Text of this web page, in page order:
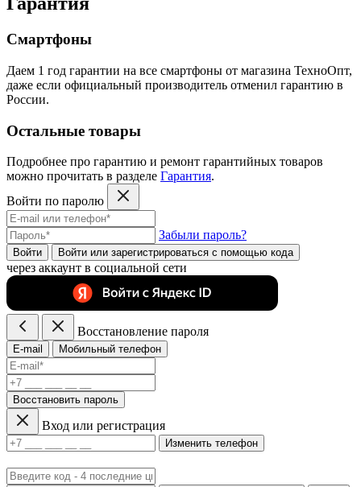
Смартфоны
Даем 1 год гарантии на все смартфоны от магазина ТехноОпт,
даже если официальный производитель отменил гарантию в
России.
Остальные товары
Подробнее про гарантию и ремонт гарантийных товаров
можно прочитать в разделе Гарантия.
Войти по паролю
Забыли пароль?
Войти Войти или зарегистрироватьcя с помощью кода
через аккаунт в социальной сети
Восстановление пароля
E-mail Мобильный телефон
Восстановить пароль
Вход или регистрация
Изменить телефон